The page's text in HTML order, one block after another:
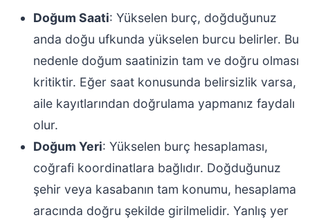
Doğum Saati: Yükselen burç, doğduğunuz
anda doğu ufkunda yükselen burcu belirler. Bu
nedenle doğum saatinizin tam ve doğru olması
kritiktir. Eğer saat konusunda belirsizlik varsa,
aile kayıtlarından doğrulama yapmanız faydalı
olur.
Doğum Yeri: Yükselen burç hesaplaması,
coğrafi koordinatlara bağlıdır. Doğduğunuz
şehir veya kasabanın tam konumu, hesaplama
aracında doğru şekilde girilmelidir. Yanlış yer